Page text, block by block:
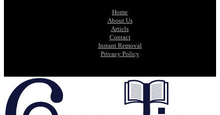
Home
About Us
Articls
Contact
Instant Removal
Privacy Policy